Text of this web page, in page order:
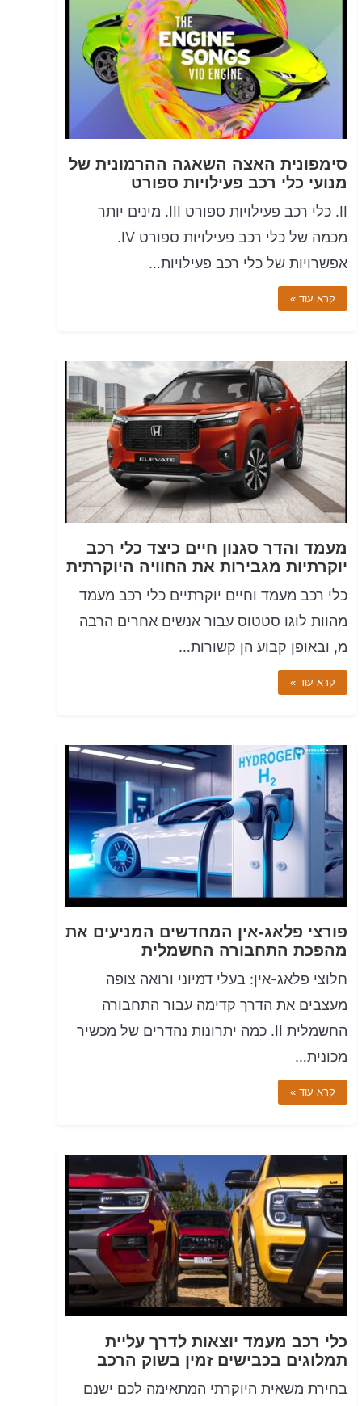
סימפונית האצה השאגה ההרמונית של
מנועי כלי רכב פעילויות ספורט
II. כלי רכב פעילויות ספורט III. מינים יותר
מכמה של כלי רכב פעילויות ספורט IV.
אפשרויות של כלי רכב פעילויות…
קרא עוד »
מעמד והדר סגנון חיים כיצד כלי רכב
יוקרתיות מגבירות את החוויה היוקרתית
כלי רכב מעמד וחיים יוקרתיים כלי רכב מעמד
מהוות לוגו סטטוס עבור אנשים אחרים הרבה
מ, ובאופן קבוע הן קשורות…
קרא עוד »
פורצי פלאג-אין המחדשים המניעים את
מהפכת התחבורה החשמלית
חלוצי פלאג-אין: בעלי דמיוני ורואה צופה
מעצבים את הדרך קדימה עבור התחבורה
החשמלית II. כמה יתרונות נהדרים של מכשיר
מכונית…
קרא עוד »
כלי רכב מעמד יוצאות לדרך עליית
תמלוגים בכבישים זמין בשוק הרכב
בחירת משאית היוקרתי המתאימה לכם ישנם